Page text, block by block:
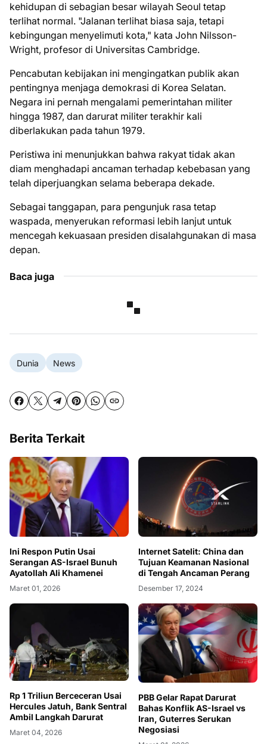
kehidupan di sebagian besar wilayah Seoul tetap
terlihat normal. "Jalanan terlihat biasa saja, tetapi
kebingungan menyelimuti kota," kata John Nilsson-
Wright, profesor di Universitas Cambridge.
Pencabutan kebijakan ini mengingatkan publik akan
pentingnya menjaga demokrasi di Korea Selatan.
Negara ini pernah mengalami pemerintahan militer
hingga 1987, dan darurat militer terakhir kali
diberlakukan pada tahun 1979.
Peristiwa ini menunjukkan bahwa rakyat tidak akan
diam menghadapi ancaman terhadap kebebasan yang
telah diperjuangkan selama beberapa dekade.
Sebagai tanggapan, para pengunjuk rasa tetap
waspada, menyerukan reformasi lebih lanjut untuk
mencegah kekuasaan presiden disalahgunakan di masa
depan.
Baca juga
Dunia News
Berita Terkait
Ini Respon Putin Usai
Serangan AS-Israel Bunuh
Ayatollah Ali Khamenei
Maret 01, 2026
Internet Satelit: China dan
Tujuan Keamanan Nasional
di Tengah Ancaman Perang
Desember 17, 2024
Rp 1 Triliun Berceceran Usai
Hercules Jatuh, Bank Sentral
Ambil Langkah Darurat
Maret 04, 2026
PBB Gelar Rapat Darurat
Bahas Konflik AS-Israel vs
Iran, Guterres Serukan
Negosiasi